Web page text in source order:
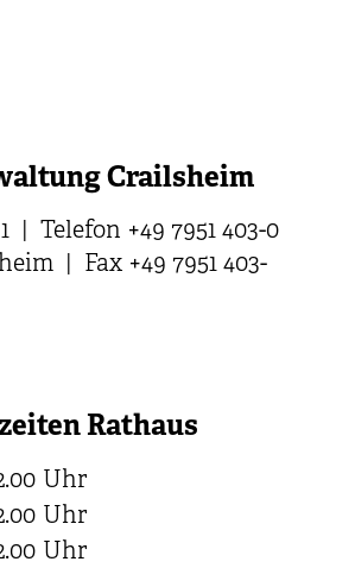
Crailsheim
| Telefon +49 7951 403-0
| Fax +49 7951 403-
Rathaus
Uhr
Uhr
Uhr